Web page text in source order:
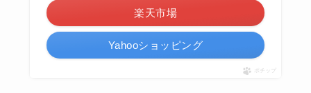
楽天市場
Yahooショッピング
ポチップ